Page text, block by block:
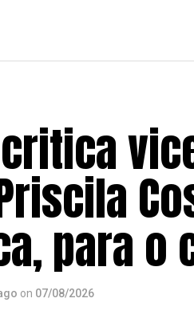
para o
on 07/08/2026